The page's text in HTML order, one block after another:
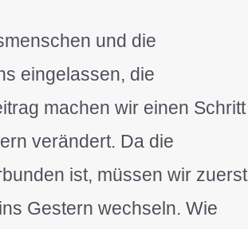
und die
eingelassen, die
machen wir einen Schritt
verändert. Da die
ist, müssen wir zuerst
Gestern wechseln. Wie